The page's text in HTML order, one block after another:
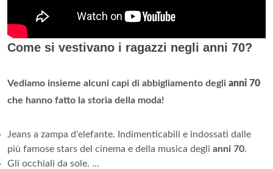
Come si vestivano i ragazzi negli anni 70?
Vediamo insieme alcuni capi di abbigliamento degli anni 70
che hanno fatto la storia della moda!
Jeans a zampa d'elefante. Indimenticabili e indossati dalle
più famose stars del cinema e della musica degli anni 70.
Gli occhiali da sole. ...